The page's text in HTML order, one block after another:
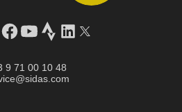
Facebook
YouTube
StravaLinkedInTwitter
9 71 00 10 48